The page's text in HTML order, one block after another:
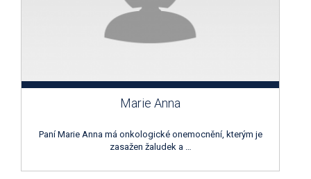
Marie Anna
Paní Marie Anna má onkologické onemocnění, kterým je
zasažen žaludek a …